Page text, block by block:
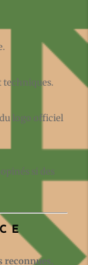
techniques.
logo officiel
si des
reconnues,